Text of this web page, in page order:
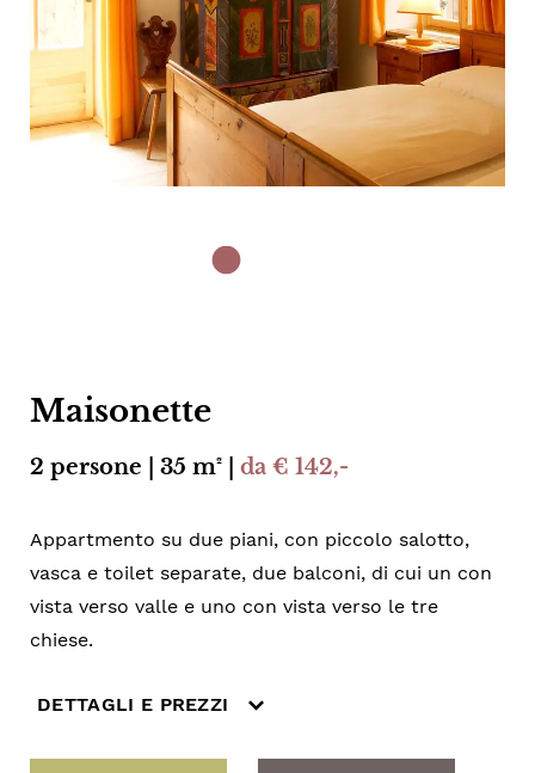
Maisonette
2 persone | 35 m² | da € 142,-
Appartmento su due piani, con piccolo salotto,
vasca e toilet separate, due balconi, di cui un con
vista verso valle e uno con vista verso le tre
chiese.
DETTAGLI E PREZZI